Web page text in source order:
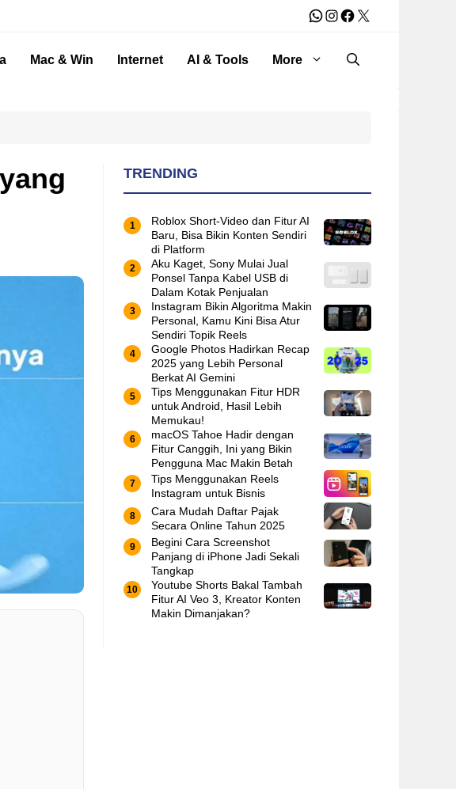
WhatsApp
Instagram
Facebook
X
Mac & Win Internet AI & Tools More
TRENDING
Roblox Short-Video dan Fitur AI
Baru, Bisa Bikin Konten Sendiri
di Platform
Aku Kaget, Sony Mulai Jual
Ponsel Tanpa Kabel USB di
Dalam Kotak Penjualan
Instagram Bikin Algoritma Makin
Personal, Kamu Kini Bisa Atur
Sendiri Topik Reels
Google Photos Hadirkan Recap
2025 yang Lebih Personal
Berkat AI Gemini
Tips Menggunakan Fitur HDR
untuk Android, Hasil Lebih
Memukau!
macOS Tahoe Hadir dengan
Fitur Canggih, Ini yang Bikin
Pengguna Mac Makin Betah
Tips Menggunakan Reels
Instagram untuk Bisnis
Cara Mudah Daftar Pajak
Secara Online Tahun 2025
Begini Cara Screenshot
Panjang di iPhone Jadi Sekali
Tangkap
Youtube Shorts Bakal Tambah
Fitur AI Veo 3, Kreator Konten
Makin Dimanjakan?